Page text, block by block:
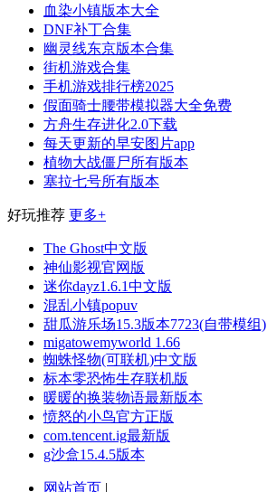
血染小镇版本大全
DNF补丁合集
幽灵线东京版本合集
街机游戏合集
手机游戏排行榜2025
假面骑士腰带模拟器大全免费
方舟生存进化2.0下载
每天更新的早安图片app
植物大战僵尸所有版本
塞拉七号所有版本
好玩推荐 更多+
The Ghost中文版
神仙影视官网版
迷你dayz1.6.1中文版
混乱小镇popuv
甜瓜游乐场15.3版本7723(自带模组)
migatowemyworld 1.66
蜘蛛怪物(可联机)中文版
标本零恐怖生存联机版
暖暖的换装物语最新版本
愤怒的小鸟官方正版
com.tencent.ig最新版
g沙盒15.4.5版本
网站首页 |